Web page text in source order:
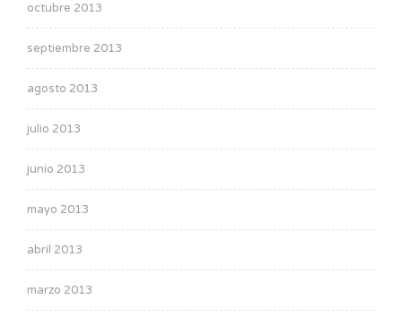
octubre 2013
septiembre 2013
agosto 2013
julio 2013
junio 2013
mayo 2013
abril 2013
marzo 2013